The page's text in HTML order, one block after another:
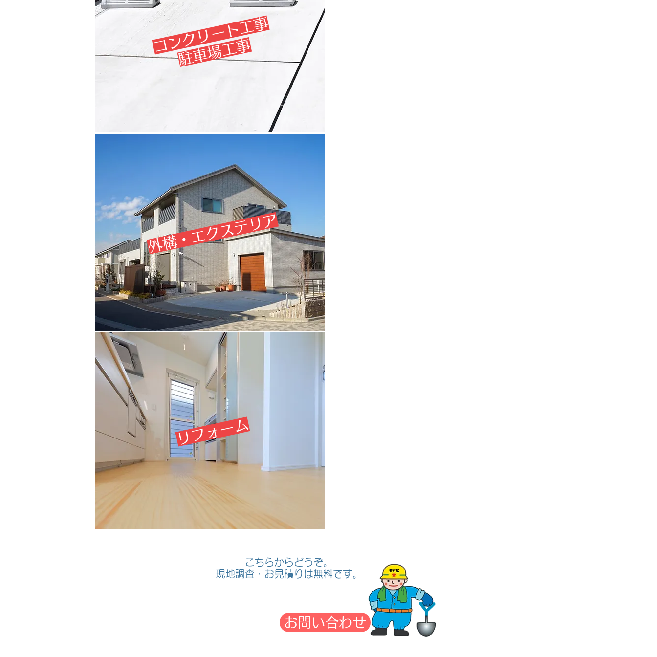
コンクリート工事
​駐車場工事
外構・エクステリア
リフォーム
お問い合わせ
こちらからどうぞ。
​現地調査・お見積りは無料です。